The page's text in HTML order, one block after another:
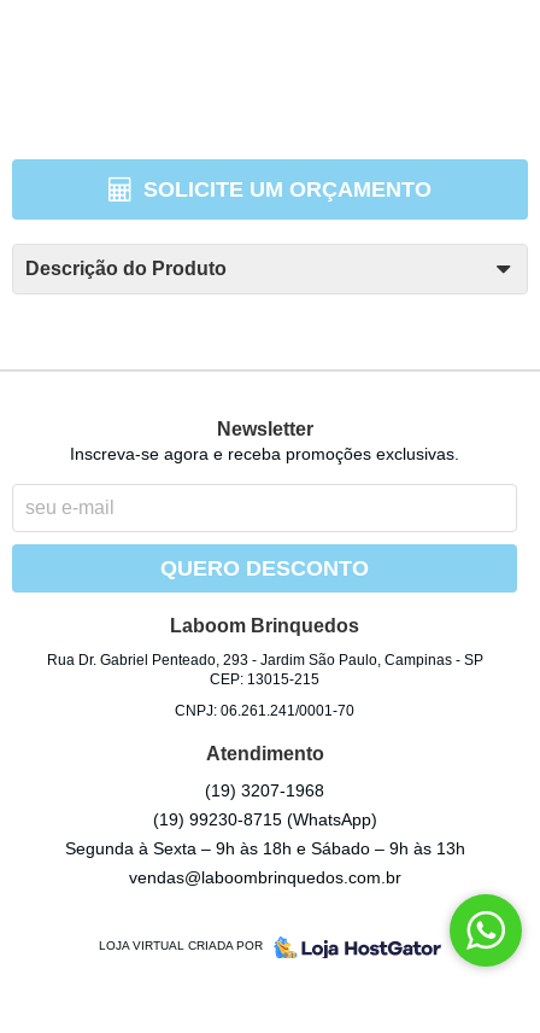
SOLICITE UM ORÇAMENTO
Descrição do Produto
Newsletter
Inscreva-se agora e receba promoções exclusivas.
QUERO DESCONTO
Laboom Brinquedos
Rua Dr. Gabriel Penteado, 293- Jardim São Paulo, Campinas- SP
CEP: 13015-215
CNPJ: 06.261.241/0001-70
Atendimento
(19) 3207-1968
(19) 99230-8715 (WhatsApp)
Segunda à Sexta – 9h às 18h e Sábado – 9h às 13h
vendas@laboombrinquedos.com.br
LOJA VIRTUAL CRIADA POR